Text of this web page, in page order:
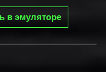
в эмуляторе